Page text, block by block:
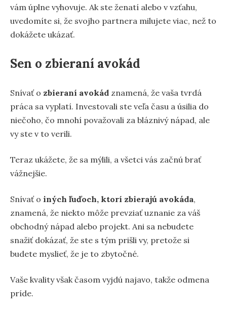
vám úplne vyhovuje. Ak ste ženatí alebo v vzťahu,
uvedomíte si, že svojho partnera milujete viac, než to
dokážete ukázať.
Sen o zbieraní avokád
Snívať o zbieraní avokád znamená, že vaša tvrdá
práca sa vyplatí. Investovali ste veľa času a úsilia do
niečoho, čo mnohí považovali za bláznivý nápad, ale
vy ste v to verili.
Teraz ukážete, že sa mýlili, a všetci vás začnú brať
vážnejšie.
Snívať o iných ľuďoch, ktorí zbierajú avokáda,
znamená, že niekto môže prevziať uznanie za váš
obchodný nápad alebo projekt. Ani sa nebudete
snažiť dokázať, že ste s tým prišli vy, pretože si
budete myslieť, že je to zbytočné.
Vaše kvality však časom vyjdú najavo, takže odmena
príde.